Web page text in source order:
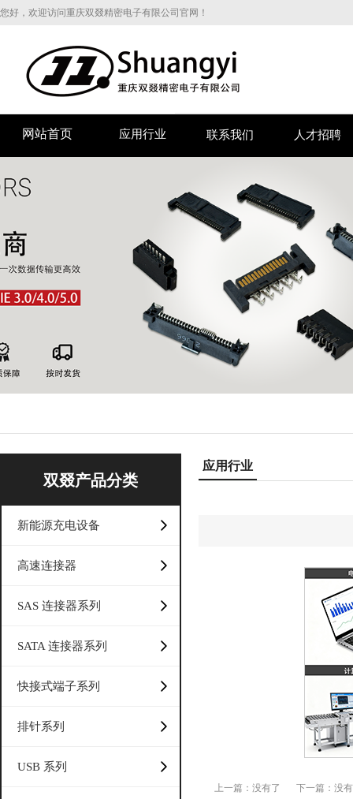
您好，欢迎访问重庆双叕精密电子有限公司官网！
网站首页 应用行业 联系我们 人才招聘
双叕产品分类
新能源充电设备
高速连接器
SAS 连接器系列
SATA 连接器系列
快接式端子系列
排针系列
USB 系列
应用行业
上一篇：没有了 下一篇：没